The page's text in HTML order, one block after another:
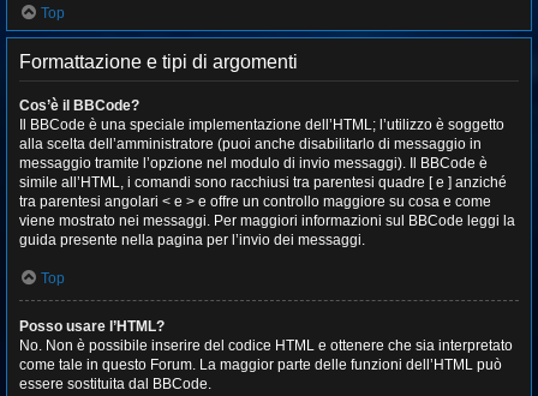
Top
Formattazione e tipi di argomenti
Cos’è il BBCode?
Il BBCode è una speciale implementazione dell’HTML; l’utilizzo è soggetto
alla scelta dell’amministratore (puoi anche disabilitarlo di messaggio in
messaggio tramite l’opzione nel modulo di invio messaggi). Il BBCode è
simile all’HTML, i comandi sono racchiusi tra parentesi quadre [ e ] anziché
tra parentesi angolari < e > e offre un controllo maggiore su cosa e come
viene mostrato nei messaggi. Per maggiori informazioni sul BBCode leggi la
guida presente nella pagina per l’invio dei messaggi.
Top
Posso usare l’HTML?
No. Non è possibile inserire del codice HTML e ottenere che sia interpretato
come tale in questo Forum. La maggior parte delle funzioni dell’HTML può
essere sostituita dal BBCode.